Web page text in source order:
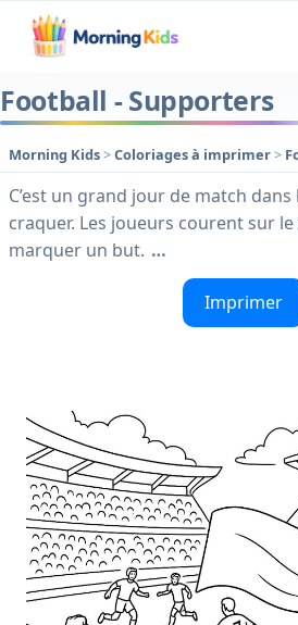
Football - Supporters
Morning Kids>Coloriages à imprimer>
C’est un grand jour de match
craquer. Les joueurs courent sur
marquer un but. …
Imprimer